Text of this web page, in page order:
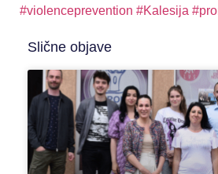
#violenceprevention #Kalesija
Slične objave